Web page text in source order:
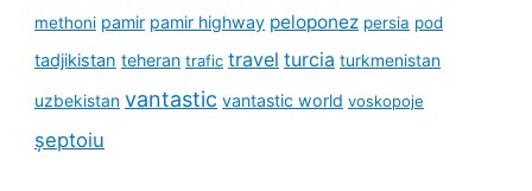
methoni pamir pamir highway peloponez persia pod
tadjikistan teheran trafic travel turcia turkmenistan
uzbekistan vantastic vantastic world voskopoje
șeptoiu